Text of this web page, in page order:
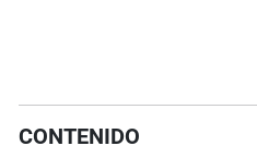
CONTENIDO